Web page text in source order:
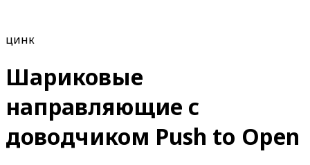
цинк
Шариковые
направляющие с
доводчиком Push to Open